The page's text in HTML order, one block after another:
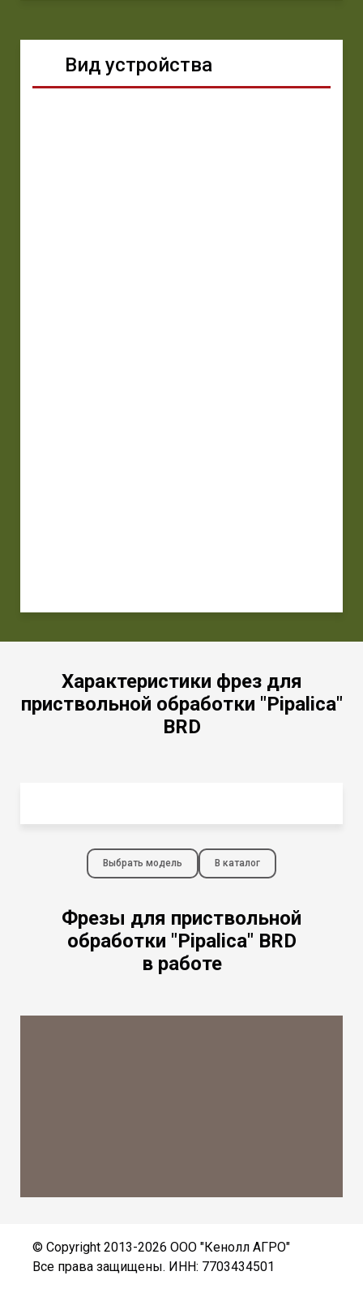
Вид устройства
Характеристики фрез для
приствольной обработки "Pipalica"
BRD
Выбрать модель В каталог
Фрезы для приствольной
обработки "Pipalica" BRD
в работе
© Copyright 2013-2026 ООО "Кенолл АГРО"
Все права защищены. ИНН: 7703434501